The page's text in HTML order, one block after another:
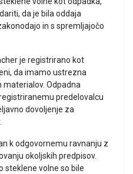
da je bila oddaja
in s spremljajočo
je registrirano kot
da imamo ustrezna
Odpadna
predelovalcu
dovoljenje za
k odgovornemu ravnanju z
okoljskih predpisov.
steklene volne so bile